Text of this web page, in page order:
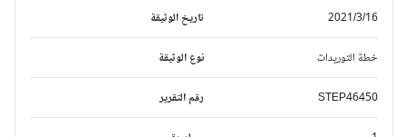
تاريخ الوثيقة 2021/3/16
نوع الوثيقة خطة التوريدات
رقم التقرير STEP46450